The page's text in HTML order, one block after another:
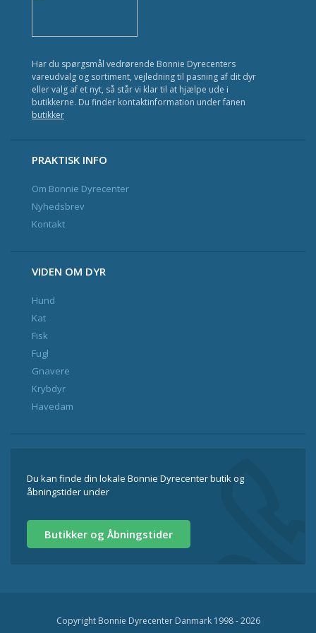
Fugl
Gnavere
Krybdyr
Nyhedsbrev og Kundeklub
Kontakt
Har du spørgsmål vedrørende Bonnie Dyrecenters
vareudvalg og sortiment, vejledning til pasning af dit dyr
eller valg af et nyt, så står vi klar til at hjælpe ude i
butikkerne. Du finder kontaktinformation under fanen
butikker
PRAKTISK INFO
Om Bonnie Dyrecenter
Nyhedsbrev
Kontakt
VIDEN OM DYR
Hund
Kat
Fisk
Fugl
Gnavere
Krybdyr
Havedam
Du kan finde din lokale Bonnie Dyrecenter butik og
åbningstider under
Butikker og Åbningstider
Copyright Bonnie Dyrecenter Danmark 1998 - 2026